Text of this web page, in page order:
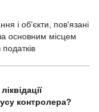
і об'єкти, пов'язані
основним місцем
контролера?